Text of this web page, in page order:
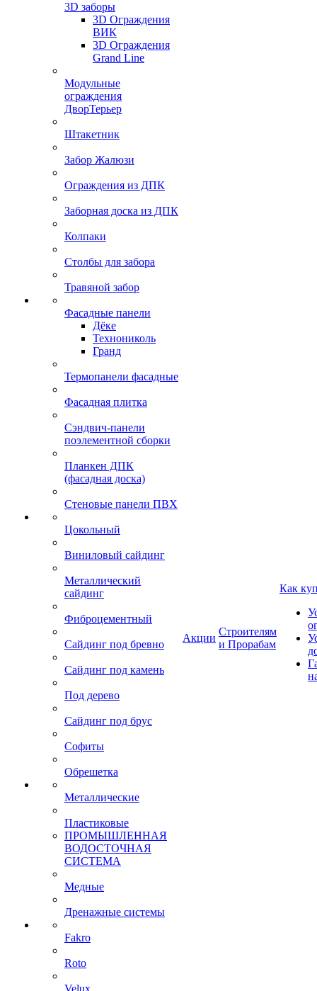
3D заборы
3D Ограждения
ВИК
3D Ограждения
Grand Line
Модульные
ограждения
ДворТерьер
Штакетник
Забор Жалюзи
Ограждения из ДПК
Заборная доска из ДПК
Колпаки
Столбы для забора
Травяной забор
Фасадные панели
Дёке
Технониколь
Гранд
Термопанели фасадные
Фасадная плитка
Сэндвич-панели
поэлементной сборки
Планкен ДПК
(фасадная доска)
Стеновые панели ПВХ
Цокольный
Виниловый сайдинг
Металлический
сайдинг
Фиброцементный
Сайдинг под бревно
Сайдинг под камень
Под дерево
Сайдинг под брус
Софиты
Обрешетка
Металлические
Пластиковые
ПРОМЫШЛЕННАЯ
ВОДОСТОЧНАЯ
СИСТЕМА
Медные
Дренажные системы
Fakro
Roto
Velux
Акции
Строителям
и Прорабам
Как